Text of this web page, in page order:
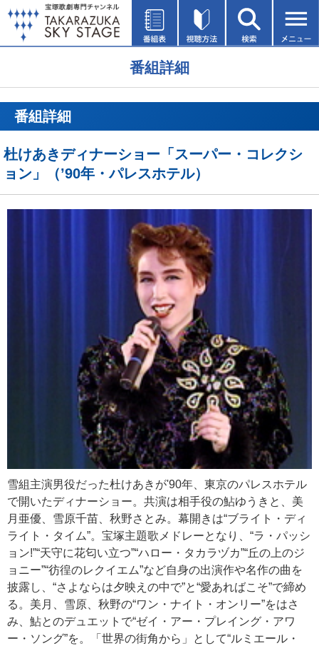
番組詳細
番組詳細
杜けあきディナーショー「スーパー・コレクシ
ョン」（’90年・パレスホテル）
雪組主演男役だった杜けあきが'90年、東京のパレスホテル
で開いたディナーショー。共演は相手役の鮎ゆうきと、美
月亜優、雪原千苗、秋野さとみ。幕開きは“ブライト・ディ
ライト・タイム”。宝塚主題歌メドレーとなり、“ラ・パッシ
ョン!”“天守に花匂い立つ”“ハロー・タカラヅカ”“丘の上のジ
ョニー”“彷徨のレクイエム”など自身の出演作や名作の曲を
披露し、“さよならは夕映えの中で”と“愛あればこそ”で締め
る。美月、雪原、秋野の“ワン・ナイト・オンリー”をはさ
み、鮎とのデュエットで“ゼイ・アー・プレイング・アワ
ー・ソング”を。「世界の街角から」として“ルミエール・